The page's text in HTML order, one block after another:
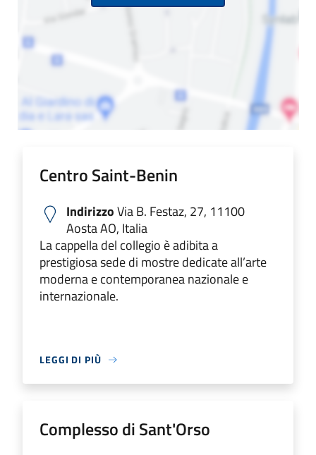
Centro Saint-Benin
IndirizzoVia B. Festaz, 27, 11100
Aosta AO, Italia
La cappella del collegio è adibita a
prestigiosa sede di mostre dedicate all’arte
moderna e contemporanea nazionale e
internazionale.
LEGGI DI PIÙ
Complesso di Sant'Orso